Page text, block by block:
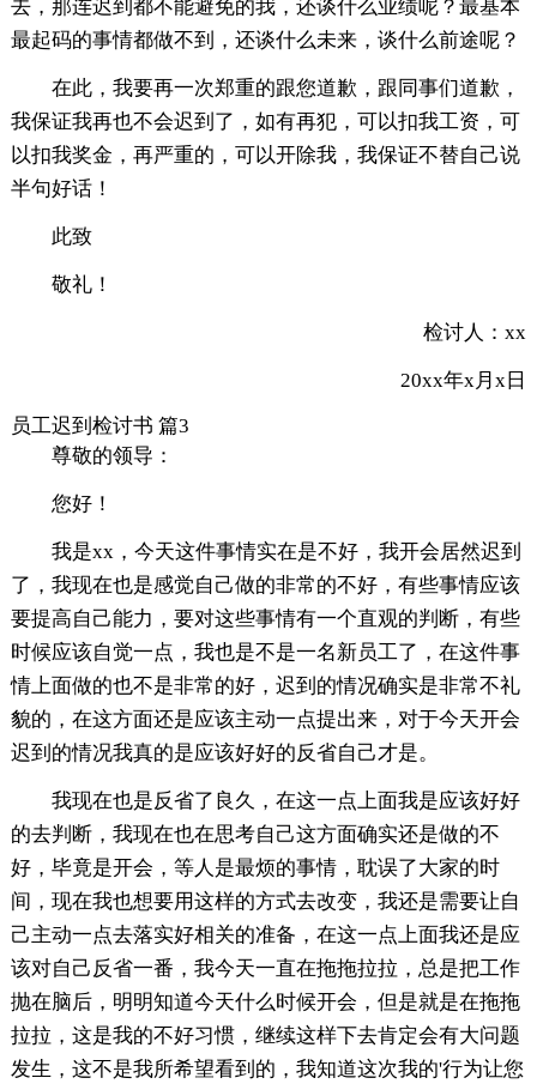
去，那连迟到都不能避免的我，还谈什么业绩呢？最基本
最起码的事情都做不到，还谈什么未来，谈什么前途呢？
在此，我要再一次郑重的跟您道歉，跟同事们道歉，
我保证我再也不会迟到了，如有再犯，可以扣我工资，可
以扣我奖金，再严重的，可以开除我，我保证不替自己说
半句好话！
此致
敬礼！
检讨人：xx
20xx年x月x日
员工迟到检讨书 篇3
尊敬的领导：
您好！
我是xx，今天这件事情实在是不好，我开会居然迟到
了，我现在也是感觉自己做的非常的不好，有些事情应该
要提高自己能力，要对这些事情有一个直观的判断，有些
时候应该自觉一点，我也是不是一名新员工了，在这件事
情上面做的也不是非常的好，迟到的情况确实是非常不礼
貌的，在这方面还是应该主动一点提出来，对于今天开会
迟到的情况我真的是应该好好的反省自己才是。
我现在也是反省了良久，在这一点上面我是应该好好
的去判断，我现在也在思考自己这方面确实还是做的不
好，毕竟是开会，等人是最烦的事情，耽误了大家的时
间，现在我也想要用这样的方式去改变，我还是需要让自
己主动一点去落实好相关的准备，在这一点上面我还是应
该对自己反省一番，我今天一直在拖拖拉拉，总是把工作
抛在脑后，明明知道今天什么时候开会，但是就是在拖拖
拉拉，这是我的不好习惯，继续这样下去肯定会有大问题
发生，这不是我所希望看到的，我知道这次我的'行为让您